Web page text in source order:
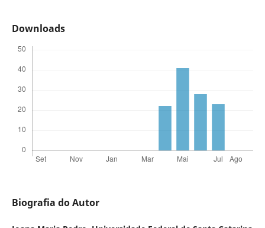
Downloads
Biografia do Autor